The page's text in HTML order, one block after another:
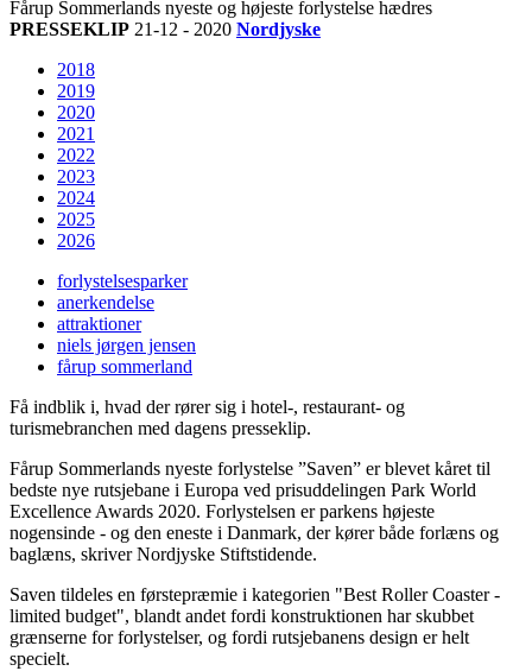
Fårup Sommerlands nyeste og højeste forlystelse hædres
PRESSEKLIP 21-12 - 2020 Nordjyske
2018
2019
2020
2021
2022
2023
2024
2025
2026
forlystelsesparker
anerkendelse
attraktioner
niels jørgen jensen
fårup sommerland
Få indblik i, hvad der rører sig i hotel-, restaurant- og
turismebranchen med dagens presseklip.
Fårup Sommerlands nyeste forlystelse ”Saven” er blevet kåret til
bedste nye rutsjebane i Europa ved prisuddelingen Park World
Excellence Awards 2020. Forlystelsen er parkens højeste
nogensinde - og den eneste i Danmark, der kører både forlæns og
baglæns, skriver Nordjyske Stiftstidende.
Saven tildeles en førstepræmie i kategorien "Best Roller Coaster -
limited budget", blandt andet fordi konstruktionen har skubbet
grænserne for forlystelser, og fordi rutsjebanens design er helt
specielt.